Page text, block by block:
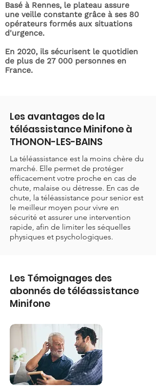
Basé à Rennes, le plateau assure
une veille constante grâce à ses 80
opérateurs formés aux situations
d'urgence.
En 2020, ils sécurisent le quotidien
de plus de 27 000 personnes en
France.
Les avantages de la
téléassistance Minifone à
THONON-LES-BAINS
La téléassistance est la moins chère du
marché. Elle permet de protéger
efficacement votre proche en cas de
chute, malaise ou détresse. En cas de
chute, la téléassistance pour senior est
le meilleur moyen pour vivre en
sécurité et assurer une intervention
rapide, afin de limiter les séquelles
physiques et psychologiques.
Les Témoignages des
abonnés de téléassistance
Minifone